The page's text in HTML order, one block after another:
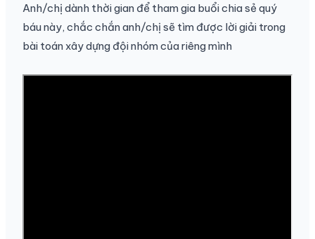
Anh/chị dành thời gian để tham gia buổi chia sẻ quý
báu này, chắc chắn anh/chị sẽ tìm được lời giải trong
bài toán xây dựng đội nhóm của riêng mình